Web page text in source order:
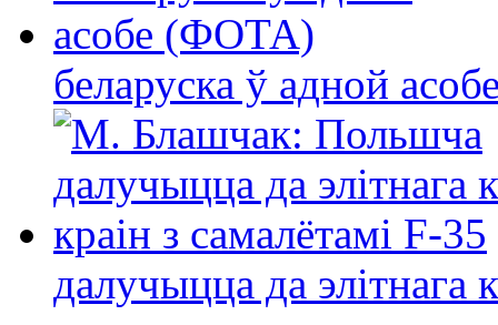
беларуска ў адной
далучыцца да элітнага